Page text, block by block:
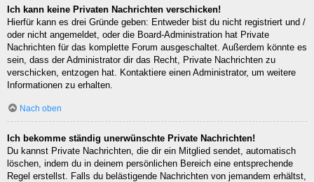
Ich kann keine Privaten Nachrichten verschicken!
Hierfür kann es drei Gründe geben: Entweder bist du nicht registriert und /
oder nicht angemeldet, oder die Board-Administration hat Private
Nachrichten für das komplette Forum ausgeschaltet. Außerdem könnte es
sein, dass der Administrator dir das Recht, Private Nachrichten zu
verschicken, entzogen hat. Kontaktiere einen Administrator, um weitere
Informationen zu erhalten.
Nach oben
Ich bekomme ständig unerwünschte Private Nachrichten!
Du kannst Private Nachrichten, die dir ein Mitglied sendet, automatisch
löschen, indem du in deinem persönlichen Bereich eine entsprechende
Regel erstellst. Falls du belästigende Nachrichten von jemandem erhältst,